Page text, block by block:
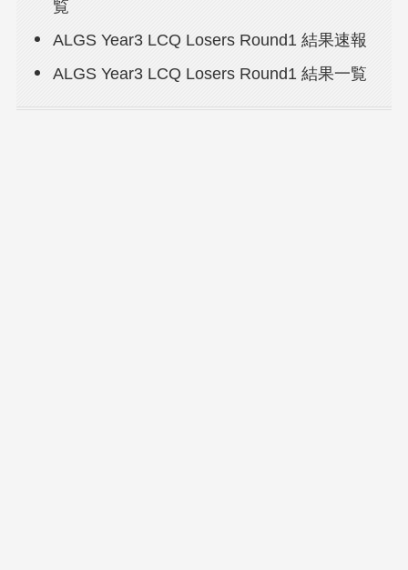
覧
ALGS Year3 LCQ Losers Round1 結果速報
ALGS Year3 LCQ Losers Round1 結果一覧